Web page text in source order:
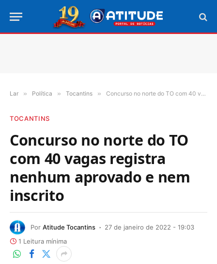
Lar » Política » Tocantins » Concurso no norte do TO com 40 vagas registra nenhum aprovado e nem inscrito
TOCANTINS
Concurso no norte do TO
com 40 vagas registra
nenhum aprovado e nem
inscrito
Por Atitude Tocantins
27 de janeiro de 2022 - 19:03
1 Leitura mínima